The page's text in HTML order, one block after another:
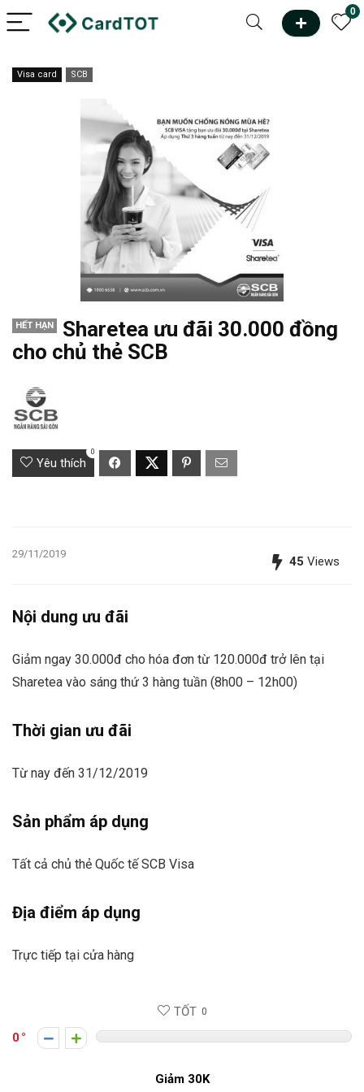
0
Visa card SCB
HẾT HẠN
Sharetea ưu đãi 30.000 đồng
cho chủ thẻ SCB
Yêu thích
0
29/11/2019
45 Views
Nội dung ưu đãi
Giảm ngay 30.000đ cho hóa đơn từ 120.000đ trở lên tại
Sharetea vào sáng thứ 3 hàng tuần (8h00 – 12h00)
Thời gian ưu đãi
Từ nay đến 31/12/2019
Sản phẩm áp dụng
Tất cả chủ thẻ Quốc tế SCB Visa
Địa điểm áp dụng
Trực tiếp tại cửa hàng
TỐT 0
0
Giảm 30K